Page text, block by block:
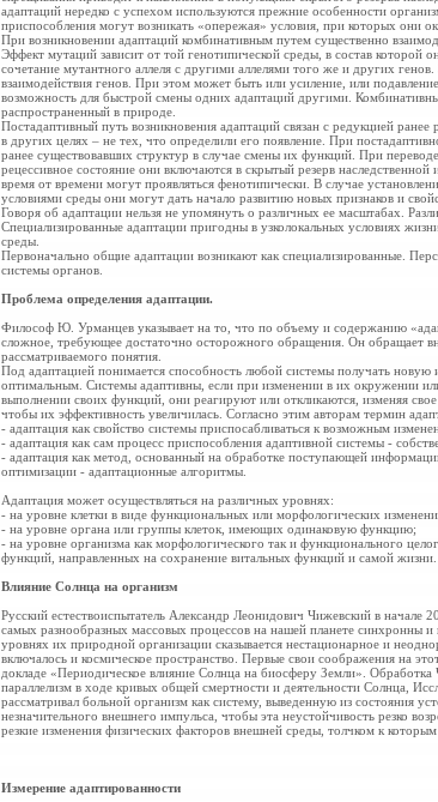
адаптаций нередко с успехом используются прежние особенности
приспособления могут возникать «опережая» условия, при которых они
При возникновении адаптаций комбинативным путем существенно
Эффект мутаций зависит от той генотипической среды, в состав которой
сочетание мутантного аллеля с другими аллелями того же и других
взаимодействия генов. При этом может быть или усиление, или
возможность для быстрой смены одних адаптаций другими.
распространенный в природе.
Постадаптивный путь возникновения адаптаций связан с редукцией
в других целях – не тех, что определили его появление. При
ранее существовавших структур в случае смены их функций. При
рецессивное состояние они включаются в скрытый резерв
время от времени могут проявляться фенотипически. В случае
условиями среды они могут дать начало развитию новых признаков и
Говоря об адаптации нельзя не упомянуть о различных ее масштабах.
Специализированные адаптации пригодны в узколокальных условиях
среды.
Первоначально общие адаптации возникают как специализированные.
системы органов.
Проблема определения адаптации.
Философ Ю. Урманцев указывает на то, что по объему и содержанию
сложное, требующее достаточно осторожного обращения. Он обращает
рассматриваемого понятия.
Под адаптацией понимается способность любой системы получать
оптимальным. Системы адаптивны, если при изменении в их окружении
выполнении своих функций, они реагируют или откликаются, изменяя
чтобы их эффективность увеличилась. Согласно этим авторам термин
- адаптация как свойство системы приспосабливаться к возможным
- адаптация как сам процесс приспособления адаптивной системы -
- адаптация как метод, основанный на обработке поступающей
оптимизации - адаптационные алгоритмы.
Адаптация может осуществляться на различных уровнях:
- на уровне клетки в виде функциональных или морфологических
- на уровне органа или группы клеток, имеющих одинаковую функцию;
- на уровне организма как морфологического так и функционального
функций, направленных на сохранение витальных функций и самой жизни.
Влияние Солнца на организм
Русский естествоиспытатель Александр Леонидович Чижевский в начале
самых разнообразных массовых процессов на нашей планете синхронны
уровнях их природной организации сказывается нестационарное и
включалось и космическое пространство. Первые свои соображения на
докладе «Периодическое влияние Солнца на биосферу Земли». Обработка
параллелизм в ходе кривых общей смертности и деятельности Солнца,
рассматривал больной организм как систему, выведенную из состояния
незначительного внешнего импульса, чтобы эта неустойчивость резко
резкие изменения физических факторов внешней среды, толчком к которым
Измерение адаптированности